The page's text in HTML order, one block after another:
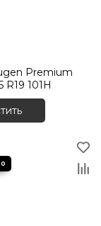
Premium
R19 101H